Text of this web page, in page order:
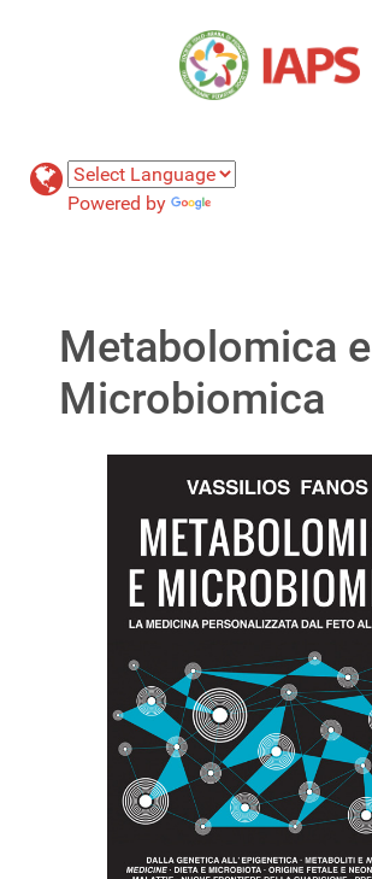
Powered by
Metabolomica e
Microbiomica